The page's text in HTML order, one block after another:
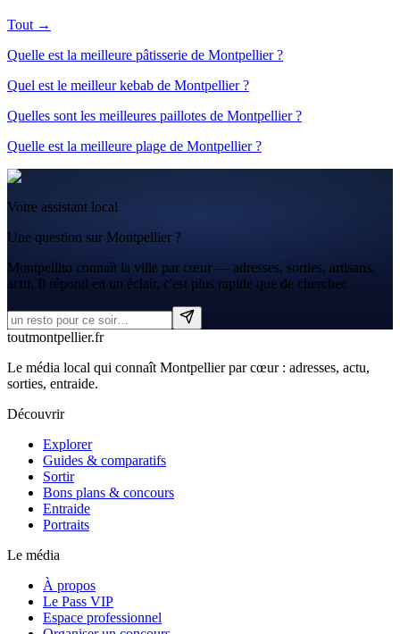
Tout →
Quelle est la meilleure pâtisserie de Montpellier ?
Quel est le meilleur kebab de Montpellier ?
Quelles sont les meilleures paillotes de Montpellier ?
Quelle est la meilleure plage de Montpellier ?
Votre assistant local
Une question sur Montpellier ?
Montpellito connaît la ville par cœur — adresses, sorties, artisans,
actu. Il répond en un éclair, c'est plus rapide que de chercher.
toutmontpellier.fr
Le média local qui connaît Montpellier par cœur : adresses, actu,
sorties, entraide.
Découvrir
Explorer
Guides & comparatifs
Sortir
Bons plans & concours
Entraide
Portraits
Le média
À propos
Le Pass VIP
Espace professionnel